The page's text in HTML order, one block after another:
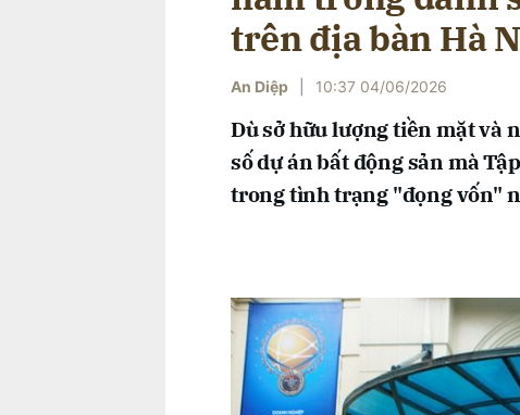
trên địa bàn Hà
An Diệp 10:37 04/06/2026
Dù sở hữu lượng tiền mặt và
số dự án bất động sản mà
trong tình trạng "đọng vốn"